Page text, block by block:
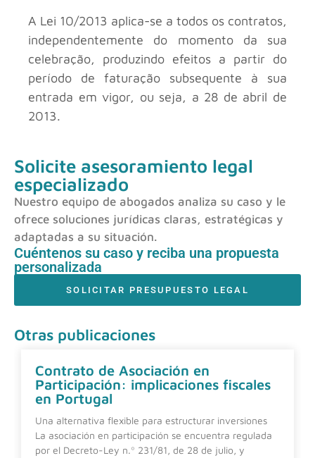
A Lei 10/2013 aplica-se a todos os contratos,
independentemente do momento da sua
celebração, produzindo efeitos a partir do
período de faturação subsequente à sua
entrada em vigor, ou seja, a 28 de abril de
2013.
Solicite asesoramiento legal
especializado
Nuestro equipo de abogados analiza su caso y le
ofrece soluciones jurídicas claras, estratégicas y
adaptadas a su situación.
Cuéntenos su caso y reciba una propuesta
personalizada
SOLICITAR PRESUPUESTO LEGAL
Otras publicaciones
Contrato de Asociación en
Participación: implicaciones fiscales
en Portugal
Una alternativa flexible para estructurar inversiones
La asociación en participación se encuentra regulada
por el Decreto-Ley n.º 231/81, de 28 de julio, y